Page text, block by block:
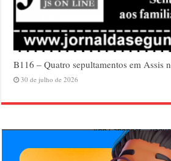
B116 – Quatro sepultamentos em Assis
30 de julho de 2026